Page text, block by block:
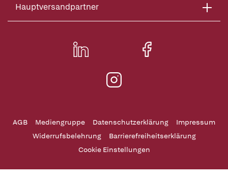
Hauptversandpartner
AGB Mediengruppe Datenschutzerklärung
Impressum
Widerrufsbelehrung
Barrierefreiheitserklärung
Cookie Einstellungen